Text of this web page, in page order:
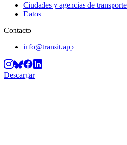
Ciudades y agencias de transporte
Datos
Contacto
info@transit.app
Descargar